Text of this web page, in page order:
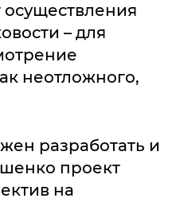
осуществления
– для
неотложного,
разработать и
проект
на